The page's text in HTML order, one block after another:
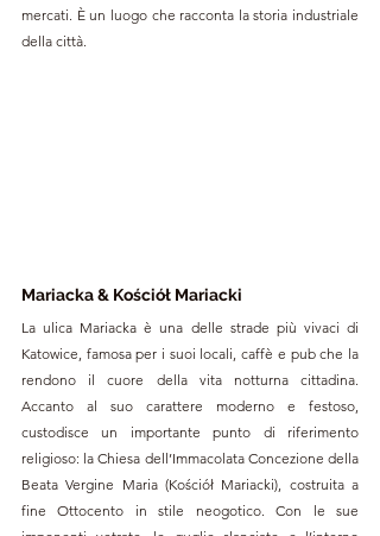
mercati. È un luogo che racconta la storia industriale
della città.
Mariacka & Kościół Mariacki
La ulica Mariacka è una delle strade più vivaci di
Katowice, famosa per i suoi locali, caffè e pub che la
rendono il cuore della vita notturna cittadina.
Accanto al suo carattere moderno e festoso,
custodisce un importante punto di riferimento
religioso: la Chiesa dell’Immacolata Concezione della
Beata Vergine Maria (Kościół Mariacki), costruita a
fine Ottocento in stile neogotico. Con le sue